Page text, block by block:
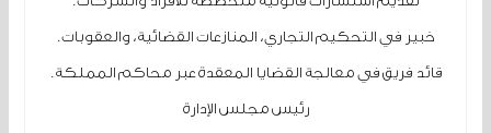
خبير في التحكيم التجاري، المنازعات القضائية، والعقوبات.
قائد فريق في معالجة القضايا المعقدة عبر محاكم المملكة.
رئيس مجلس الإدارة